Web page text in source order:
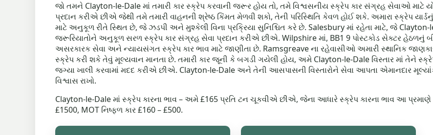
જો તમને Clayton-le-Dale માં તમારી કાર સ્ક્રેપ કરવાની જરૂર હોય તો, તમે વિશ્વસનીય સ્ક્રેપ કાર સંગ્રહ સેવાઓ માટે
પ્રદાન કરીએ છીએ જેથી તમે તમારી વાહનની શ્રેષ્ઠ કિંમત મેળવી શકો, તેની પરિસ્થિતિ કેવળ હોઈ શકે. અમારા સ્ક્રેપ
માટે અનુકૂળ રીતે સ્થિત છે, જે ઝડપી અને મુશ્કેલી વિના પ્રક્રિયા સુનિશ્ચિત કરે છે. Salesbury માં રહેતા માટે, જે
જરૂરિયાતોને અનુકૂળ સરળ સ્ક્રેપ કાર સંગ્રહ સેવા પ્રદાન કરીએ છીએ. Wilpshire માં, BB1 9 પોસ્ટકોડ સેક્ટર હેઠળનું
અસરકારક સેવા અને ન્યાયસંગત સ્ક્રેપ કાર ભાવ માટે જાણીતા છે. Ramsgreave ના રહેવાસીઓ અમારી સ્થાનિક
સ્ક્રેપ કરી શકે તેવું મૂલ્યવાન માનતા છે. તમારી કાર જૂની કે બગડી ગયેલી હોય, અમે Clayton-le-Dale વિસ્તાર માં
જગ્યા ખાલી કરવામાં મદદ કરીએ છીએ. Clayton-le-Dale અને તેની આસપાસની વિસ્તારોને સેવા આપતા એમાનદાર
વિશ્વાસ રાખો.
Clayton-le-Dale માં સ્ક્રેપ કારના ભાવ – અમે £165 પ્રતિ ટન ચૂકવીએ છીએ, જેના આધારે સ્ક્રેપ કારના ભાવ આ પ્રમાણે
£1500, MOT નિષ્ફળ કાર £160 – £500.